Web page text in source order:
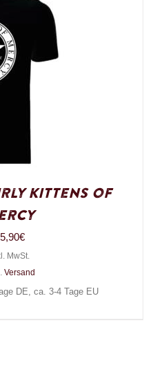
Kittens of
€
MwSt.
Versand
DE, ca. 3-4 Tage EU